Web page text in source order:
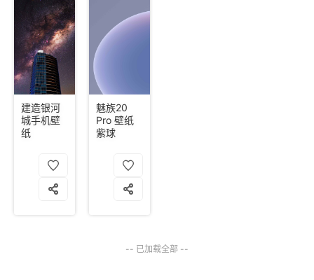
建造银河
城手机壁
纸
魅族20
Pro 壁纸
紫球
-- 已加载全部 --